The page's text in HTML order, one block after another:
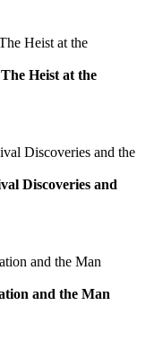
Heist at the
Discoveries and
and the Man